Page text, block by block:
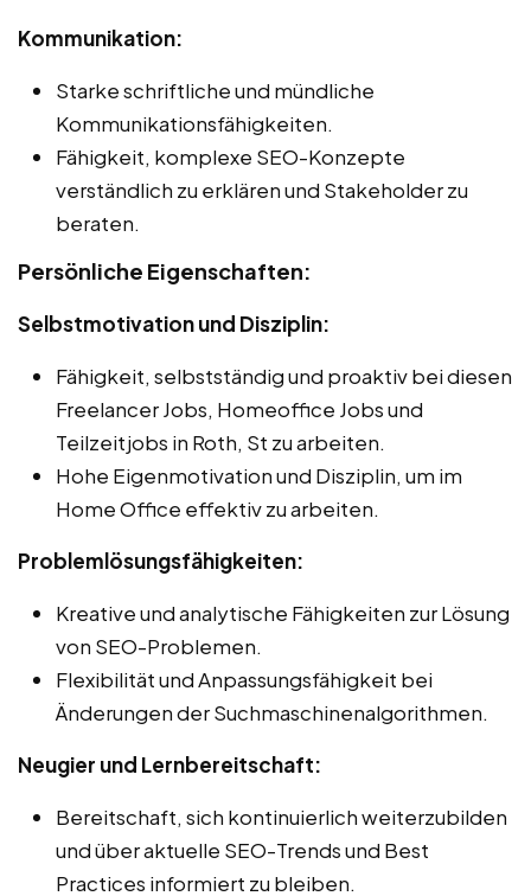
Kommunikation:
Starke schriftliche und mündliche
Kommunikationsfähigkeiten.
Fähigkeit, komplexe SEO-Konzepte
verständlich zu erklären und Stakeholder zu
beraten.
Persönliche Eigenschaften:
Selbstmotivation und Disziplin:
Fähigkeit, selbstständig und proaktiv bei diesen
Freelancer Jobs, Homeoffice Jobs und
Teilzeitjobs in Roth, St zu arbeiten.
Hohe Eigenmotivation und Disziplin, um im
Home Office effektiv zu arbeiten.
Problemlösungsfähigkeiten:
Kreative und analytische Fähigkeiten zur Lösung
von SEO-Problemen.
Flexibilität und Anpassungsfähigkeit bei
Änderungen der Suchmaschinenalgorithmen.
Neugier und Lernbereitschaft:
Bereitschaft, sich kontinuierlich weiterzubilden
und über aktuelle SEO-Trends und Best
Practices informiert zu bleiben.